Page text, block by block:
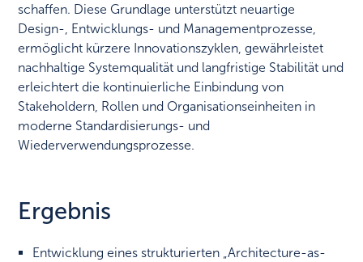
schaffen. Diese Grundlage unterstützt neuartige
Design-, Entwicklungs- und Managementprozesse,
ermöglicht kürzere Innovationszyklen, gewährleistet
nachhaltige Systemqualität und langfristige Stabilität und
erleichtert die kontinuierliche Einbindung von
Stakeholdern, Rollen und Organisationseinheiten in
moderne Standardisierungs- und
Wiederverwendungsprozesse.
Ergebnis
Entwicklung eines strukturierten „Architecture-as-